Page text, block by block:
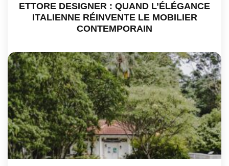
ETTORE DESIGNER : QUAND L’ÉLÉGANCE
ITALIENNE RÉINVENTE LE MOBILIER
CONTEMPORAIN